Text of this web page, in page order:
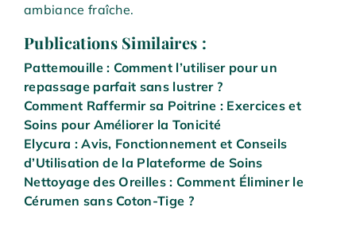
ambiance fraîche.
Publications Similaires :
Pattemouille : Comment l’utiliser pour un
repassage parfait sans lustrer ?
Comment Raffermir sa Poitrine : Exercices et
Soins pour Améliorer la Tonicité
Elycura : Avis, Fonctionnement et Conseils
d’Utilisation de la Plateforme de Soins
Nettoyage des Oreilles : Comment Éliminer le
Cérumen sans Coton-Tige ?